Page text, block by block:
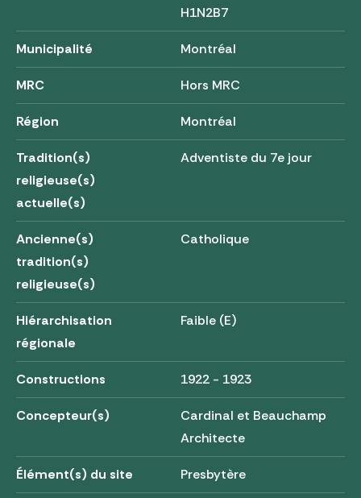
H1N2B7
Municipalité Montréal
MRC Hors MRC
Région Montréal
Tradition(s)
religieuse(s)
actuelle(s)
Adventiste du 7e jour
Ancienne(s)
tradition(s)
religieuse(s)
Catholique
Hiérarchisation
régionale
Faible (E)
Constructions 1922 - 1923
Concepteur(s)
Cardinal et Beauchamp
Architecte
Élément(s) du site Presbytère